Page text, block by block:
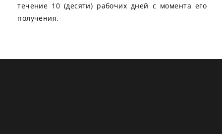
течение 10 (десяти) рабочих дней с момента его
получения.